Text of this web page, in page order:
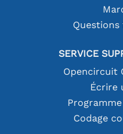
SERVICE
Opencircuit
Écrire
Codage